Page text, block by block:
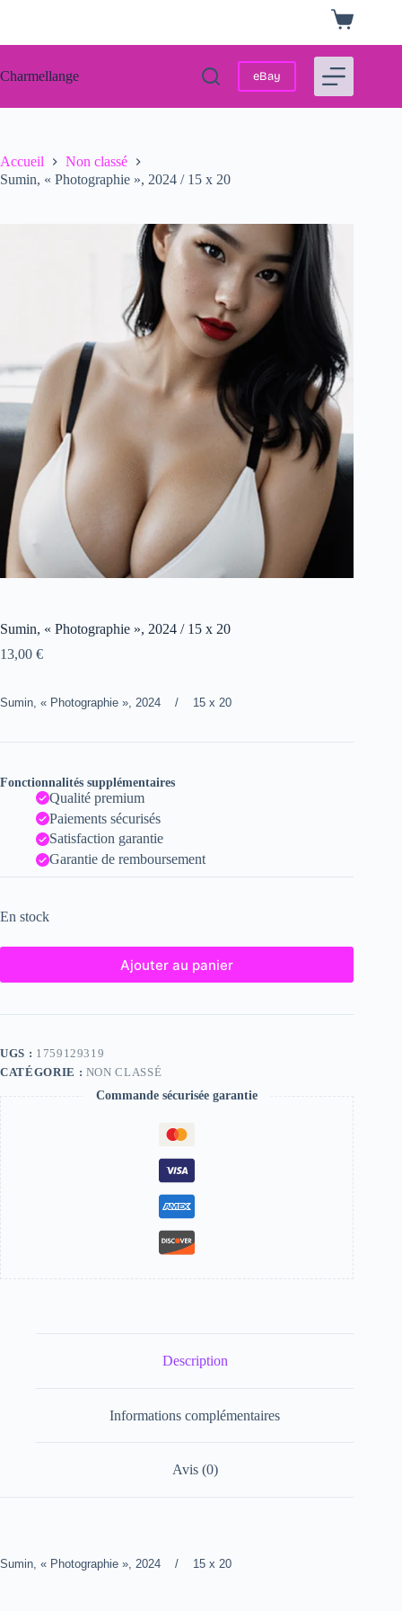
Panier
d’achat
Charmellange eBay
Accueil
Non classé
Sumin, « Photographie », 2024 / 15 x 20
Sumin, « Photographie », 2024 / 15 x 20
13,00 €
Sumin, « Photographie », 2024 / 15 x 20
Fonctionnalités supplémentaires
Qualité premium
Paiements sécurisés
Satisfaction garantie
Garantie de remboursement
En stock
Ajouter au panier
UGS : 1759129319
CATÉGORIE : NON CLASSÉ
Commande sécurisée garantie
Description
Informations complémentaires
Avis (0)
Sumin, « Photographie », 2024 / 15 x 20